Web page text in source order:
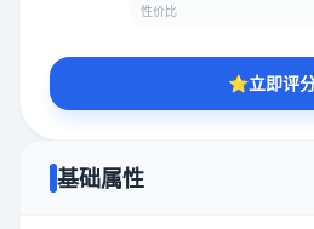
性价比
⭐立即评
基础属性
性价比
★★★★★★★★